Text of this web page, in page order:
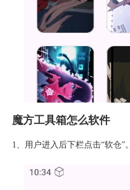
魔方工具箱怎么软件
1、用户进入后下栏点击“软仓”。